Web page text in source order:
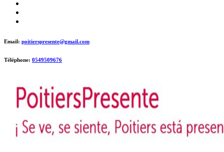
Email: poitierspresente@gmail.com
Téléphone: 0549509676